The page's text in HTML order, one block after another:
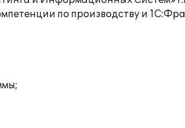
по производству и